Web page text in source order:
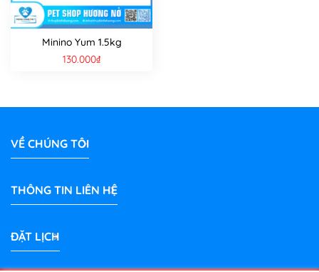
Minino Yum 1.5kg
130.000₫
VỀ CHÚNG TÔI
THÔNG TIN LIÊN HỆ
ĐẶT LỊCH